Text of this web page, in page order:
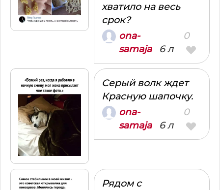
хватило на весь
срок?
ona-
samaja6 л
0
Серый волк ждет
Красную шапочку.
ona-
samaja6 л
0
Рядом с